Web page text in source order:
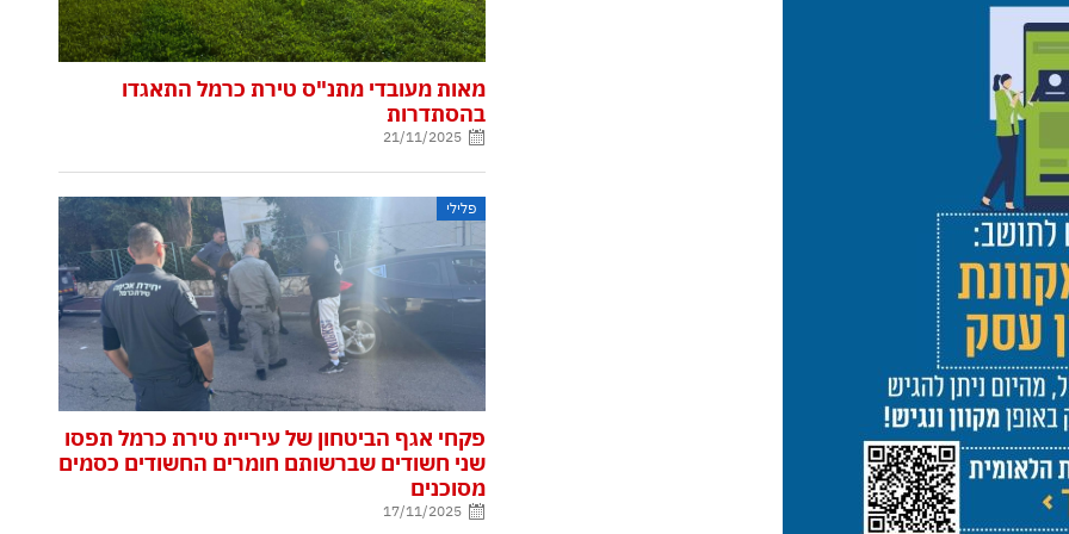
מאות מעובדי מתנ"ס טירת כרמל התאגדו
בהסתדרות
21/11/2025
פלילי
פקחי אגף הביטחון של עיריית טירת כרמל תפסו
שני חשודים שברשותם חומרים החשודים כסמים
מסוכנים
17/11/2025